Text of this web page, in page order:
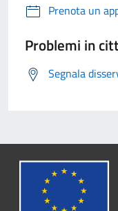
Prenota un
Problemi in
Segnala